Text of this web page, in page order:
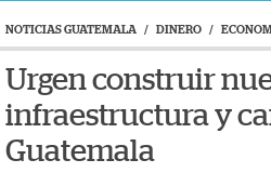
NOTICIAS GUATEMALA / DINERO /
Urgen construir
infraestructura y
Guatemala